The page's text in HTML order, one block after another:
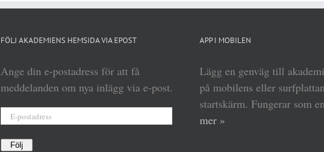
FÖLJ AKADEMIENS HEMSIDA VIA EPOST
Ange din e-postadress för att få
meddelanden om nya inlägg via e-post.
Följ
APP I MOBILEN
Lägg en genväg till
på mobilens eller
startskärm. Fungerar som
mer »